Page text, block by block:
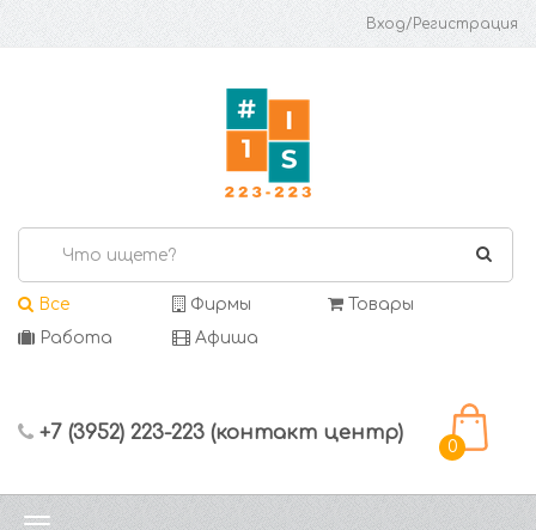
Вход/Регистрация
Все Фирмы
Товары
Работа
Афиша
+7 (3952) 223-223 (контакт центр)
0